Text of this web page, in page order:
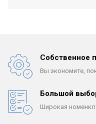
Собственное
Вы экономите,
Большой
Широкая